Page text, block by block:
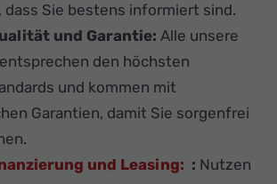
dass Sie bestens informiert sind.
und Garantie: Alle unsere
den höchsten
und kommen mit
Garantien, damit Sie sorgenfrei
und Leasing: : Nutzen